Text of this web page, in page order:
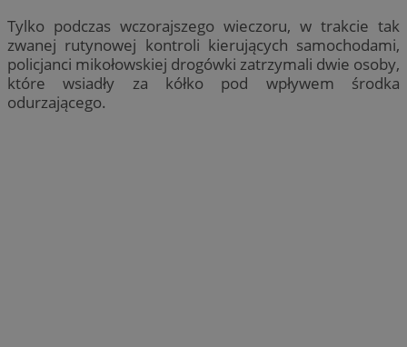
Tylko podczas wczorajszego wieczoru, w trakcie tak
zwanej rutynowej kontroli kierujących samochodami,
policjanci mikołowskiej drogówki zatrzymali dwie osoby,
które wsiadły za kółko pod wpływem środka
odurzającego.